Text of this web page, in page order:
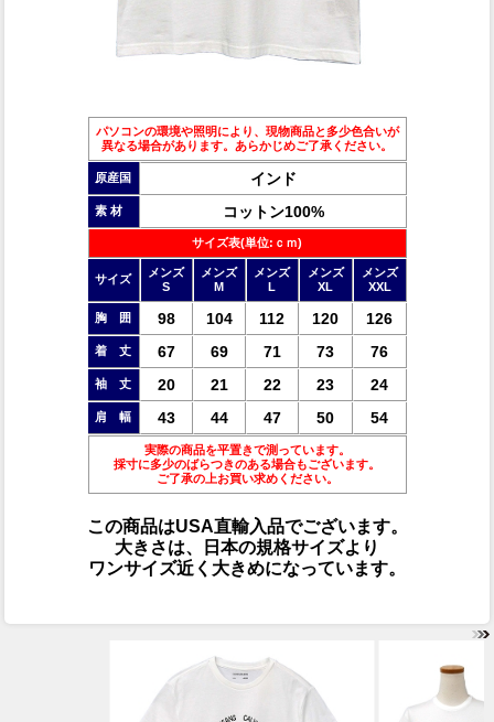
パソコンの環境や照明により、現物商品と多少色合いが
異なる場合があります。あらかじめご了承ください。
原産国 インド
素 材 コットン100%
サイズ表(単位:ｃｍ)
サイズ
メンズ
S
メンズ
M
メンズ
L
メンズ
XL
メンズ
XXL
胸 囲 98 104 112 120 126
着 丈 67 69 71 73 76
袖 丈 20 21 22 23 24
肩 幅 43 44 47 50 54
実際の商品を平置きで測っています。
採寸に多少のばらつきのある場合もございます。
ご了承の上お買い求めください。
この商品はUSA直輸入品でございます。
大きさは、日本の規格サイズより
ワンサイズ近く大きめになっています。